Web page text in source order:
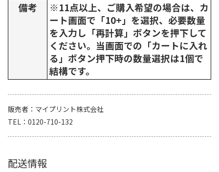
備考
※11点以上、ご購入希望の場合は、カ
ート画面で「10+」を選択、必要数量
を入力し「再計算」ボタンを押下して
ください。当画面での「カートに入れ
る」ボタン押下時の数量選択は1個で
結構です。
販売者
マイプリント株式会社
TEL
0120-710-132
配送情報